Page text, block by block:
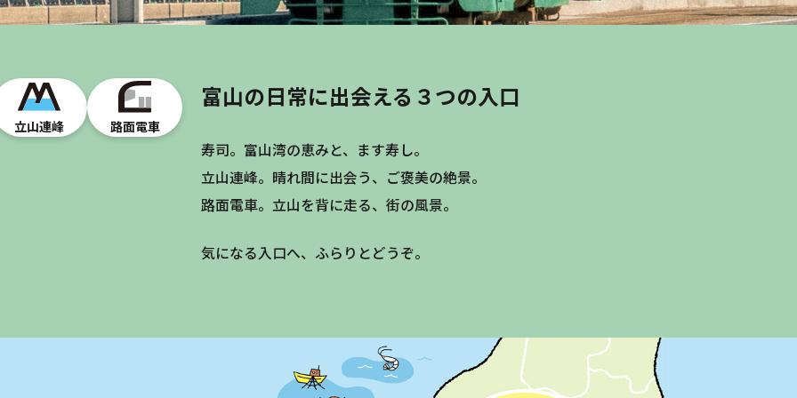
立山連峰 路面電車
富山の日常に出会える３つの入口
寿司。富山湾の恵みと、ます寿し。
立山連峰。晴れ間に出会う、ご褒美の絶景。
路面電車。立山を背に走る、街の風景。
気になる入口へ、ふらりとどうぞ。